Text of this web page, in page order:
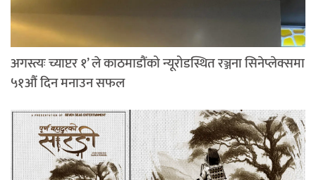
अगस्त्यः च्याप्टर १’ ले काठमाडौंको न्यूरोडस्थित रञ्जना सिनेप्लेक्समा
५१औं दिन मनाउन सफल